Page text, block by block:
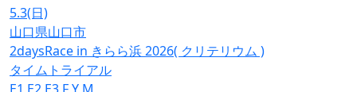
5.3(日)
山口県山口市
2daysRace in きらら浜 2026( クリテリウム )
タイムトライアル